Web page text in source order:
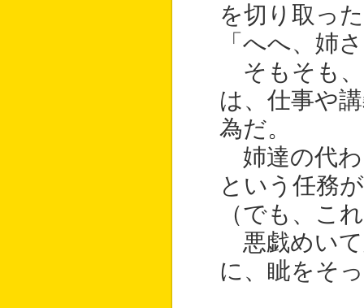
を切り取っ
「へへ、姉
そもそも、
は、仕事や
為だ。
姉達の代わ
という任務
（でも、こ
悪戯めいて
に、眦をそ